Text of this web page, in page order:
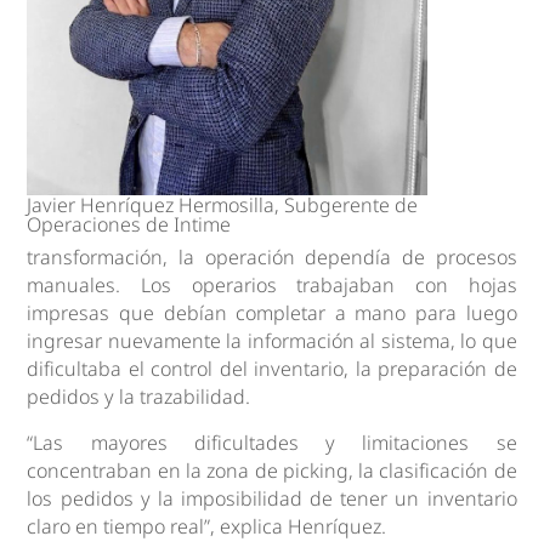
Javier Henríquez Hermosilla, Subgerente de
Operaciones de Intime
transformación, la operación dependía de procesos
manuales. Los operarios trabajaban con hojas
impresas que debían completar a mano para luego
ingresar nuevamente la información al sistema, lo que
dificultaba el control del inventario, la preparación de
pedidos y la trazabilidad.
“Las mayores dificultades y limitaciones se
concentraban en la zona de picking, la clasificación de
los pedidos y la imposibilidad de tener un inventario
claro en tiempo real”, explica Henríquez.